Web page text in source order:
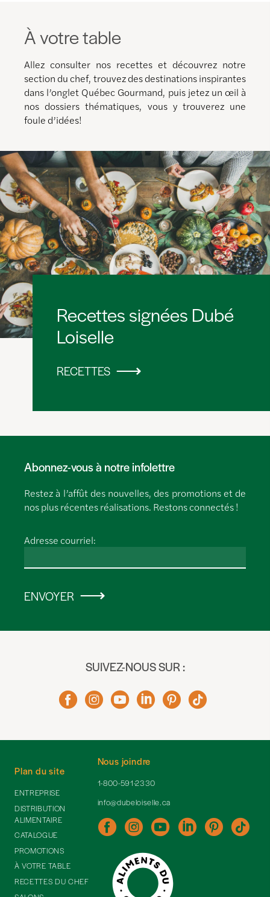
À votre table
Allez consulter nos recettes et découvrez notre
section du chef, trouvez des destinations inspirantes
dans l’onglet Québec Gourmand, puis jetez un œil à
nos dossiers thématiques, vous y trouverez une
foule d’idées!
Recettes signées Dubé
Loiselle
RECETTES
Abonnez-vous à notre infolettre
Restez à l’affût des nouvelles, des promotions et de
nos plus récentes réalisations. Restons connectés !
Adresse courriel:
ENVOYER
SUIVEZ-NOUS SUR :
Nous joindre
1-800-591-2330
info@dubeloiselle.ca
Plan du site
ENTREPRISE
DISTRIBUTION
ALIMENTAIRE
CATALOGUE
PROMOTIONS
À VOTRE TABLE
RECETTES DU CHEF